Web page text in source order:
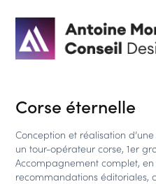
Corse éternelle
Conception et réalisation
un tour-opérateur corse, 1er
Accompagnement complet,
recommandations éditoriales,